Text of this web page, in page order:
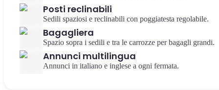
Posti reclinabili
Sedili spaziosi e reclinabili con poggiatesta regolabile.
Bagagliera
Spazio sopra i sedili e tra le carrozze per bagagli grandi.
Annunci multilingua
Annunci in italiano e inglese a ogni fermata.